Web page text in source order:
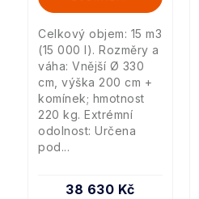
38 630 Kč
Celkový objem: 15 m3
(15 000 l). Rozměry a
váha: Vnější Ø 330
cm, výška 200 cm +
komínek; hmotnost
220 kg. Extrémní
odolnost: Určena
pod...